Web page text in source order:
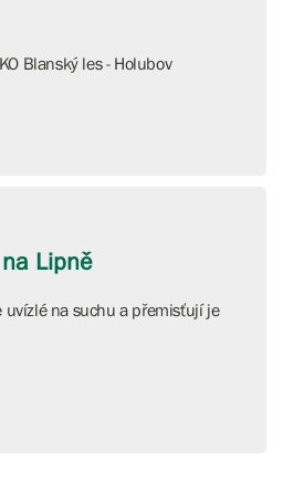
Blanský les - Holubov
Lipně
uvízlé na suchu a přemisťují je